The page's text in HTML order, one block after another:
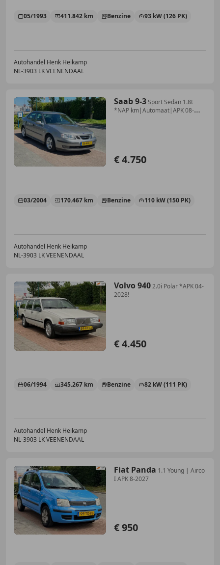
05/1993 411.842 km Benzine 93 kW (126 PK)
Autohandel Henk Heikamp
NL-3903 LK VEENENDAAL
Saab 9-3Sport Sedan 1.8t
*NAP km|Automaat|APK 08-
€ 4.750
03/2004 170.467 km Benzine 110 kW (150 PK)
Autohandel Henk Heikamp
NL-3903 LK VEENENDAAL
Volvo 9402.0i Polar *APK 04-
2028!
€ 4.450
06/1994 345.267 km Benzine 82 kW (111 PK)
Autohandel Henk Heikamp
NL-3903 LK VEENENDAAL
Fiat Panda 1.1 Young | Airco
I APK 8-2027
€ 950